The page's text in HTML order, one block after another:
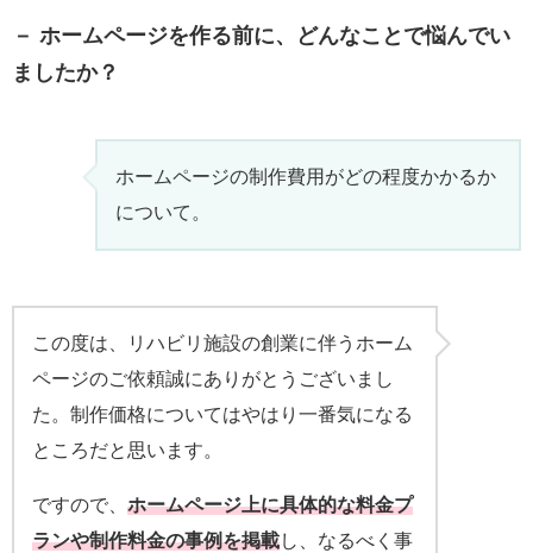
－ ホームページを作る前に、どんなことで悩んでい
ましたか？
ホームページの制作費用がどの程度かかるか
について。
この度は、リハビリ施設の創業に伴うホーム
ページのご依頼誠にありがとうございまし
た。制作価格についてはやはり一番気になる
ところだと思います。
ですので、 ホームページ上に具体的な料金プ
ランや制作料金の事例を掲載し、なるべく事